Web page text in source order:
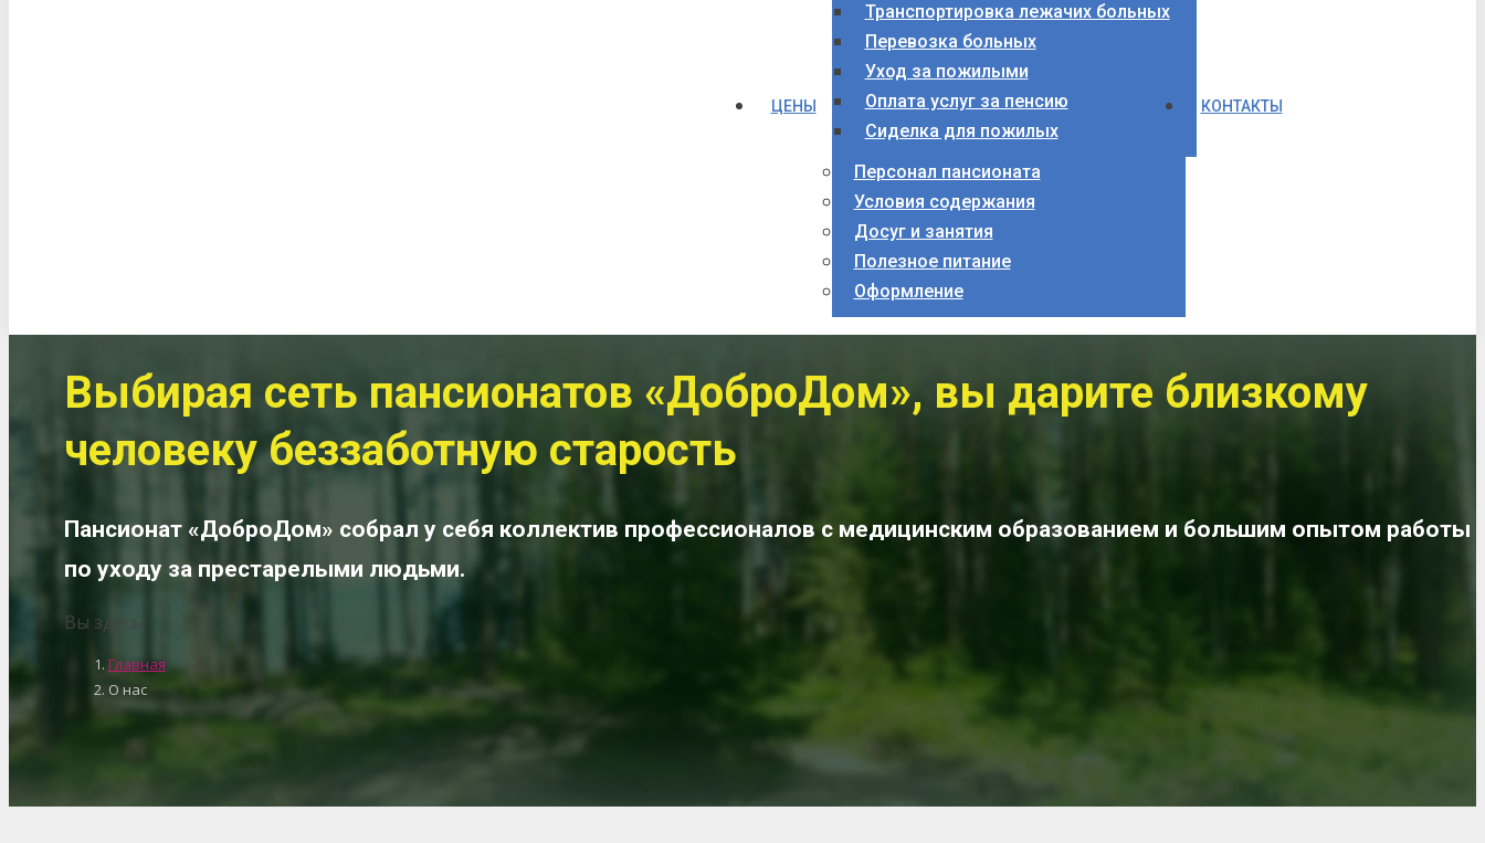
ЦЕНЫ
Транспортировка лежачих больных
Перевозка больных
Уход за пожилыми
Оплата услуг за пенсию
Сиделка для пожилых
Персонал пансионата
Условия содержания
Досуг и занятия
Полезное питание
Оформление
КОНТАКТЫ
Выбирая сеть пансионатов «ДоброДом», вы дарите близкому
человеку беззаботную старость
Пансионат «ДоброДом» собрал у себя коллектив профессионалов с медицинским образованием и большим опытом работы
по уходу за престарелыми людьми.
Вы здесь:
Главная
О нас